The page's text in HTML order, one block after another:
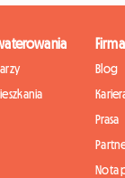
Firma
Blog
Prasa
Nota